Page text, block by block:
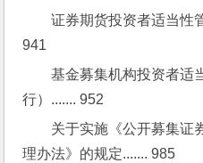
证券期货投资者适当性
941
基金募集机构投资者适
行）....... 952
关于实施《公开募集证
理办法》的规定....... 985